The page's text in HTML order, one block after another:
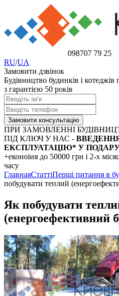
098707 79 25
RU/UA
Замовити дзвінок
Будівництво будинків і котеджів
з гарантією 50 років
ПРИ ЗАМОВЛЕННІ
ПІД КЛЮЧ У НАС -
ЕКСПЛУАТАЦІЮ* У
+еконоіия до 50000 грн і 2-х
часу
ГлавнаяСтаттіПерші питання в
побудувати теплий
Як побудувати
(енергоефективний